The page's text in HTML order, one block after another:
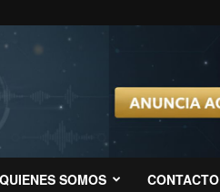
QUIENES SOMOS CONTACTO